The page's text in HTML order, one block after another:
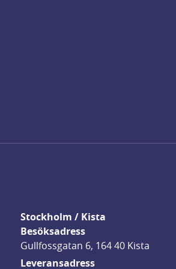
Stockholm / Kista
Besöksadress
Gullfossgatan 6, 164 40 Kista
Leveransadress